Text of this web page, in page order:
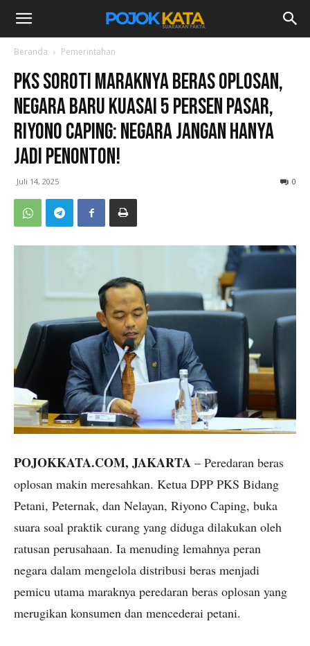
Beranda Pemerintahan
PKS Soroti Maraknya Beras Oplosan,
Negara Baru Kuasai 5 Persen Pasar,
Riyono Caping: Negara Jangan Hanya
Jadi Penonton!
Juli 14, 2025 0
POJOKKATA.COM, JAKARTA – Peredaran beras
oplosan makin meresahkan. Ketua DPP PKS Bidang
Petani, Peternak, dan Nelayan, Riyono Caping, buka
suara soal praktik curang yang diduga dilakukan oleh
ratusan perusahaan. Ia menuding lemahnya peran
negara dalam mengelola distribusi beras menjadi
pemicu utama maraknya peredaran beras oplosan yang
merugikan konsumen dan mencederai petani.